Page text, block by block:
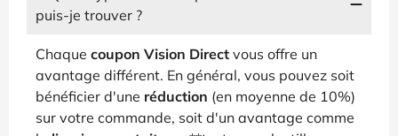
puis-je trouver ?
Chaque coupon Vision Direct vous offre un
avantage différent. En général, vous pouvez soit
bénéficier d'une réduction (en moyenne de 10%)
sur votre commande, soit d'un avantage comme